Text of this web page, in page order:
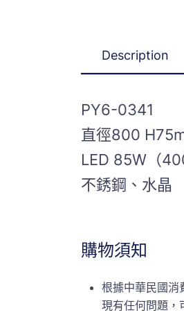
Description
PY6-0341
直徑800
LED 85W（
不銹鋼、水晶
購物須知
根據中華民國消
現有任何問題，